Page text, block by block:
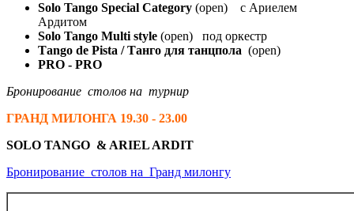
Solo Tango Special Category (open) с Ариелем
Ардитом
Solo Tango Multi style (open) под оркестр
Таngo de Pista / Танго для танцпола (open)
PRO - PRO
Бронирование столов на турнир
ГРАНД МИЛОНГА 19.30 - 23.00
SOLO TANGO & ARIEL ARDIT
Бронирование столов на Гранд милонгу